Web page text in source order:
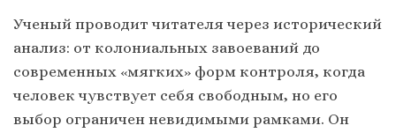
Ученый проводит читателя через исторический
анализ: от колониальных завоеваний до
современных «мягких» форм контроля, когда
человек чувствует себя свободным, но его
выбор ограничен невидимыми рамками. Он